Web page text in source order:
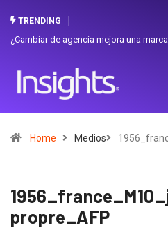
TRENDING
de agencia mejora una marca? La
Home Medios
propre_AFP